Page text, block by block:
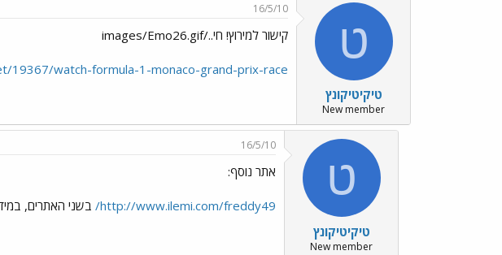
ט
טיקיטיקונץ
New member
16/5/10
קישור למירוץ! חי../images/Emo26.gif
19367/watch-formula-1-monaco-grand-prix-race
ט
טיקיטיקונץ
New member
16/5/10
אתר נוסף:
http://www.ilemi.com/freddy49/ בשני האתרים,